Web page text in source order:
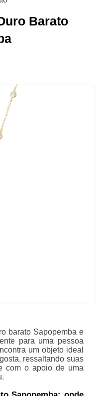
Barato
barato Sapopemba e
para uma pessoa
um objeto ideal
ressaltando suas
com o apoio de uma